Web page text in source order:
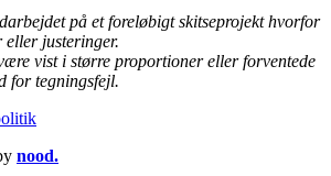
på et foreløbigt skitseprojekt hvorfor
justeringer.
vist i større proportioner eller forventede
for tegningsfejl.
nood.